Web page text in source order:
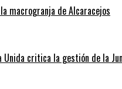
macrogranja de Alcaracejos
critica la gestión de la